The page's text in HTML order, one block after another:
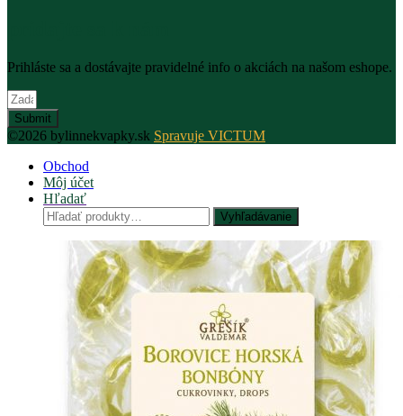
Prihláste sa a dostávajte pravidelné info o akciách na našom eshope.
Submit
©2026 bylinnekvapky.sk Spravuje VICTUM
Obchod
Môj účet
Hľadať
Hľadať:
Vyhľadávanie